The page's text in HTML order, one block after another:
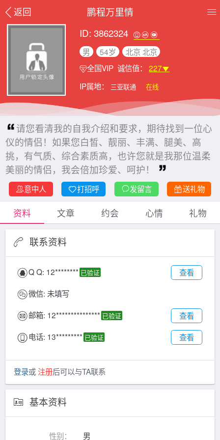
返回
鹏程万里情
ID: 3862324
男 54岁
北京 北京
全国VIP 诚信值：227
IP属地：
三亚联通 在线
请您看清我的自我介绍和要求，期待找到一位心
仪的情侣！如果您白皙、靓丽、丰满、腿美、高
挑，有气质、综合素质高，也许您就是我那位温柔
美丽的情侣，我会倍加珍爱、呵护！
意中人 打招呼 发留言 送礼物
资料 文章 约会 心情 礼物
联系资料
Q Q: 12******** 已验证
查看
微信: 未填写
邮箱: 12*************** 已验证
查看
电话: 13********* 已验证 查看
登录或注册后可以与TA联系
基本资料
性别： 男